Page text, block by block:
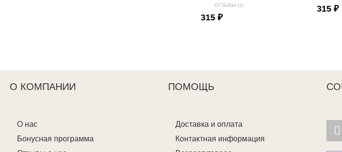
ОТЗЫВЫ (1)
315 ₽
315 ₽
О КОМПАНИИ ПОМОЩЬ
О нас
Бонусная программа
Доставка и оплата
Контактная информация